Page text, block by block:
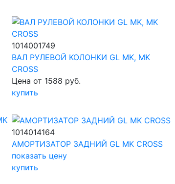
1014001749
ВАЛ РУЛЕВОЙ КОЛОНКИ GL MK, MK
CROSS
Цена от 1588 руб.
купить
1014014164
АМОРТИЗАТОР ЗАДНИЙ GL MK CROSS
показать цену
купить